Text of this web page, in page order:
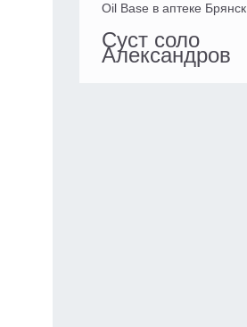
Oil Base в аптеке Брянск
Суст соло
Александров